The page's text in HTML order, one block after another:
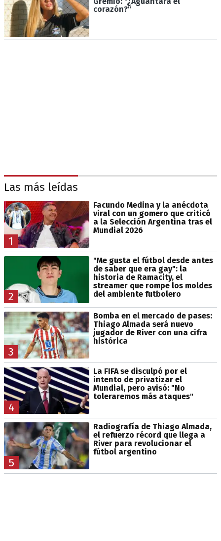
corazón?"
Las más leídas
1
Facundo Medina y la anécdota
viral con un gomero que criticó
a la Selección Argentina tras el
Mundial 2026
2
"Me gusta el fútbol desde antes
de saber que era gay": la
historia de Ramacity, el
streamer que rompe los moldes
del ambiente futbolero
3
Bomba en el mercado de pases:
Thiago Almada será nuevo
jugador de River con una cifra
histórica
4
La FIFA se disculpó por el
intento de privatizar el
Mundial, pero avisó: "No
toleraremos más ataques"
5
Radiografía de Thiago Almada,
el refuerzo récord que llega a
River para revolucionar el
fútbol argentino